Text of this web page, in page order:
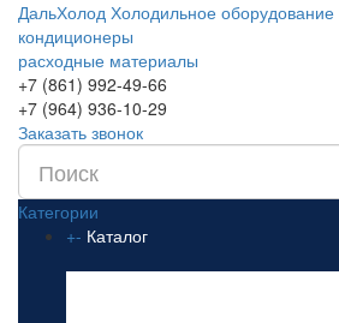
ДальХолод Холодильное оборудование
кондиционеры
расходные материалы
+7 (861) 992-49-66
+7 (964) 936-10-29
Заказать звонок
Категории
+- Каталог